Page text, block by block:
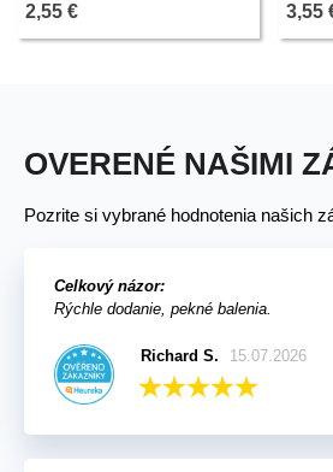
2,55 €
3,55
OVERENÉ NAŠIMI
Pozrite si vybrané hodnotenia našich
Celkový názor:
Rýchle dodanie, pekné balenia.
Richard S. 15.07.2026